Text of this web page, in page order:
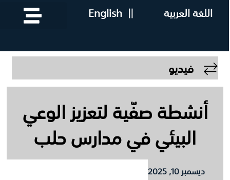
English || اللغة العربية
فيديو
أنشطة صفّية لتعزيز الوعي
البيئي في مدارس حلب
ديسمبر 10, 2025